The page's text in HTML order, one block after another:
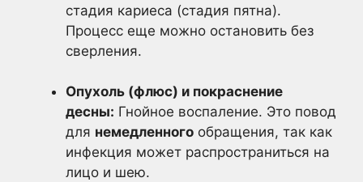
стадия кариеса (стадия пятна).
Процесс еще можно остановить без
сверления.
Опухоль (флюс) и покраснение
десны: Гнойное воспаление. Это повод
для немедленного обращения, так как
инфекция может распространиться на
лицо и шею.